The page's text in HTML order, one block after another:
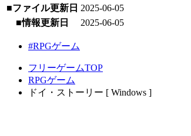
■ファイル更新日 2025-06-05
■情報更新日
2025-06-05
#RPGゲーム
フリーゲームTOP
RPGゲーム
ドイ・ストーリー [ Windows ]